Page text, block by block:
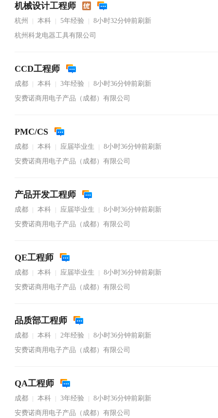
机械设计工程师
杭州 本科 5年经验
8小时32分钟前刷新
杭州科龙电器工具有限公司
CCD工程师
成都 本科 3年经验
8小时36分钟前刷新
安费诺商用电子产品（成都）有限公司
PMC/CS
成都 本科 应届毕业生
8小时36分钟前刷新
安费诺商用电子产品（成都）有限公司
产品开发工程师
成都 本科 应届毕业生
8小时36分钟前刷新
安费诺商用电子产品（成都）有限公司
QE工程师
成都 本科 应届毕业生
8小时36分钟前刷新
安费诺商用电子产品（成都）有限公司
品质部工程师
成都 本科 2年经验
8小时36分钟前刷新
安费诺商用电子产品（成都）有限公司
QA工程师
成都 本科 3年经验
8小时36分钟前刷新
安费诺商用电子产品（成都）有限公司